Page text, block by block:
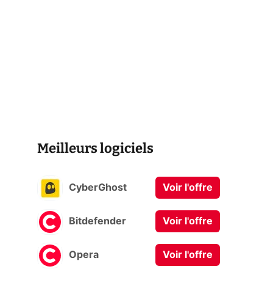
Meilleurs logiciels
CyberGhost Voir l'offre
Bitdefender Voir l'offre
Opera Voir l'offre